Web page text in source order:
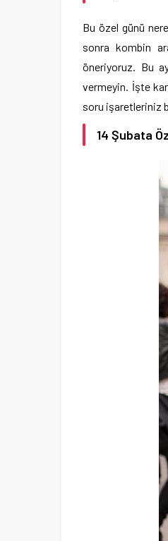
Bu özel günü
sonra kombin
öneriyoruz. Bu
vermeyin. İşte
soru işaretleriniz
14 Şubata